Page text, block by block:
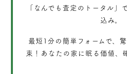
「なんでも査定のトータル」
込み。
最短1分 の簡単フォームで、
束！あなたの家に眠る価値、